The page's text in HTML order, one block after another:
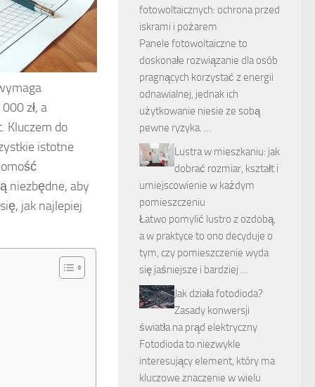
zł, a
Kluczem do
istotne
niezbędne, aby
jak najlepiej
fotowoltaicznych: ochrona przed
iskrami i pożarem
Panele fotowoltaiczne to
doskonałe rozwiązanie dla osób
pragnących korzystać z energii
odnawialnej, jednak ich
użytkowanie niesie ze sobą
pewne ryzyka. …
Lustra w mieszkaniu: jak
dobrać rozmiar, kształt i
umiejscowienie w każdym
pomieszczeniu
Łatwo pomylić lustro z ozdobą,
a w praktyce to ono decyduje o
tym, czy pomieszczenie wyda
się jaśniejsze i bardziej …
Jak działa fotodioda?
Zasady konwersji
światła na prąd elektryczny
Fotodioda to niezwykle
interesujący element, który ma
kluczowe znaczenie w wielu